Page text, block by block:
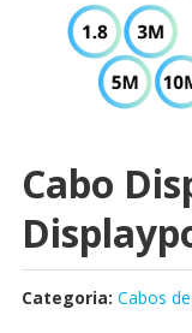
Cabo
Categoria: Cabos